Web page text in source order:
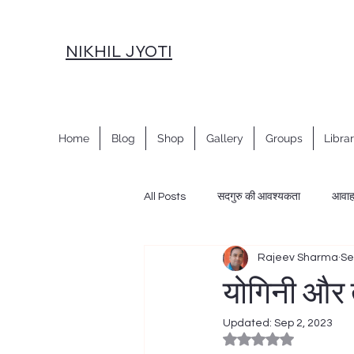
NIKHIL JYOTI
Home Blog Shop Gallery Groups
All Posts सदगुरु की आवश्यकता
नवरात्रि साधना नववर्ष साधना
महाशांति साधना विधान शक्ति प्रवाह,
योगिनी
Rajeev Sharma
Updated: Sep 2, 2023
Rated NaN out of 5